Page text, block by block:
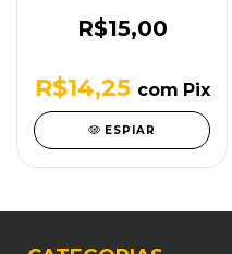
R$15,00
R$14,25 com Pix
ESPIAR